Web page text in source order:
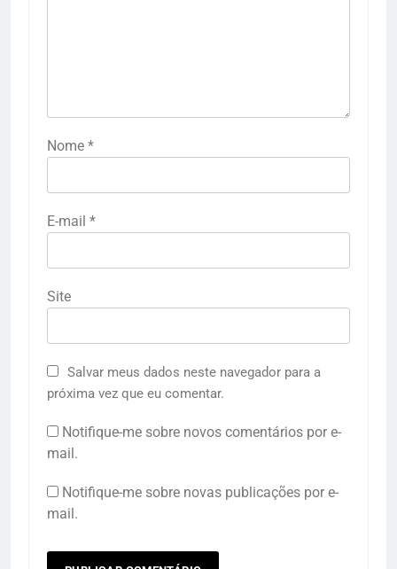
Nome *
E-mail *
Site
Salvar meus dados neste navegador para a
próxima vez que eu comentar.
Notifique-me sobre novos comentários por e-
mail.
Notifique-me sobre novas publicações por e-
mail.